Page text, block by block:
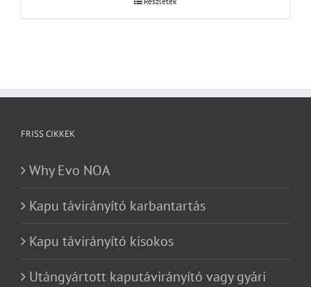
FRISS CIKKEK
Why Evo NOA
Kapu távirányító karbantartás
Kapu távirányító kisokos
Utángyártott kaputávirányító vagy gyári